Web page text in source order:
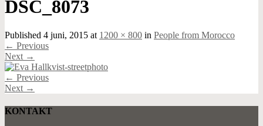
DSC_8073
Published 4 juni, 2015 at 1200 × 800 in People from Morocco
← Previous
Next →
← Previous
Next →
KONTAKT